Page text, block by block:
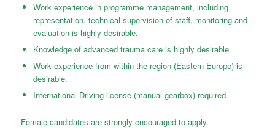
Work experience in programme management, including
representation, technical supervision of staff, monitoring and
evaluation is highly desirable.
Knowledge of advanced trauma care is highly desirable.
Work experience from within the region (Eastern Europe) is
desirable.
International Driving license (manual gearbox) required.
Female candidates are strongly encouraged to apply.